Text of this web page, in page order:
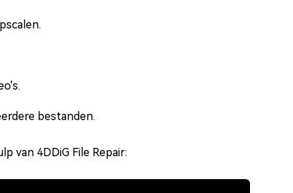
bestanden.
van 4DDiG File Repair: